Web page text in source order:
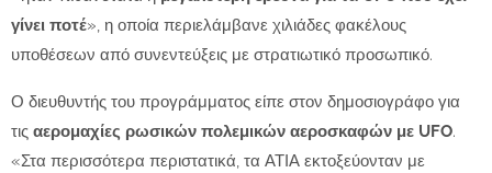
γίνει ποτέ», η οποία περιελάμβανε χιλιάδες φακέλους
υποθέσεων από συνεντεύξεις με στρατιωτικό προσωπικό.
Ο διευθυντής του προγράμματος είπε στον δημοσιογράφο για
τις αερομαχίες ρωσικών πολεμικών αεροσκαφών με UFO.
«Στα περισσότερα περιστατικά, τα ΑΤΙΑ εκτοξεύονταν με